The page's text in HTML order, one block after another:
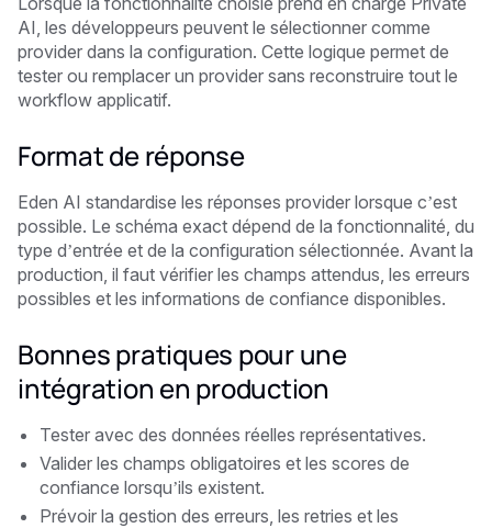
AI, les développeurs peuvent le sélectionner comme
provider dans la configuration. Cette logique permet de
tester ou remplacer un provider sans reconstruire tout le
workflow applicatif.
Format de réponse
Eden AI standardise les réponses provider lorsque c’est
possible. Le schéma exact dépend de la fonctionnalité, du
type d’entrée et de la configuration sélectionnée. Avant la
production, il faut vérifier les champs attendus, les erreurs
possibles et les informations de confiance disponibles.
Bonnes pratiques pour une
intégration en production
Tester avec des données réelles représentatives.
Valider les champs obligatoires et les scores de
confiance lorsqu’ils existent.
Prévoir la gestion des erreurs, les retries et les